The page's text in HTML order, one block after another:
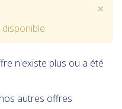
×
n'existe plus ou a été
autres offres